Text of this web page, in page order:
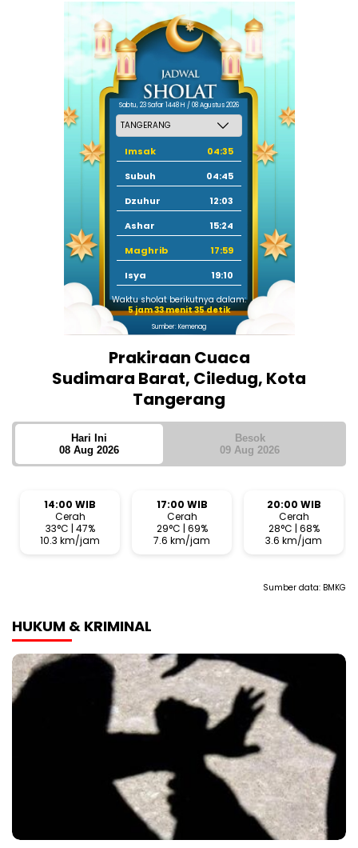
Sabtu, 23 Safar 1448 H / 08 Agustus 2026
Imsak
04:35
Subuh
04:45
Dzuhur
12:03
Ashar
15:24
Maghrib
17:59
Isya
19:10
Waktu sholat berikutnya dalam:
5 jam 33 menit 35 detik
Sumber: Kemenag
Prakiraan Cuaca
Sudimara Barat, Ciledug, Kota
Tangerang
Hari Ini
08 Aug 2026
Besok
09 Aug 2026
14:00 WIB
Cerah
33°C | 47%
10.3 km/jam
17:00 WIB
Cerah
29°C | 69%
7.6 km/jam
20:00 WIB
Cerah
28°C | 68%
3.6 km/jam
Sumber data: BMKG
HUKUM & KRIMINAL